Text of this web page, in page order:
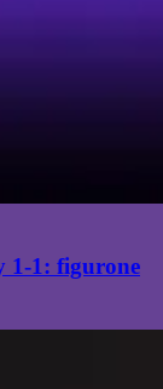
1-1: figurone